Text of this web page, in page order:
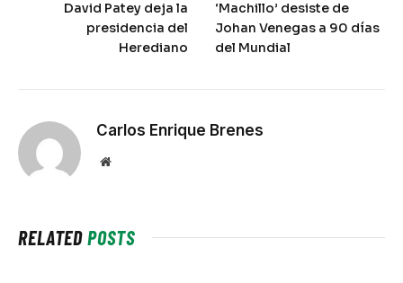
David Patey deja la
presidencia del
Herediano
‘Machillo’ desiste de
Johan Venegas a 90 días
del Mundial
Carlos Enrique Brenes
Website
RELATEDPOSTS